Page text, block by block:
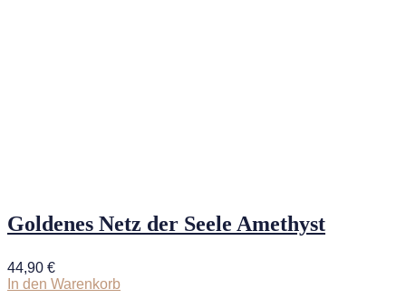
Goldenes Netz der Seele Amethyst
44,90 €
In den Warenkorb